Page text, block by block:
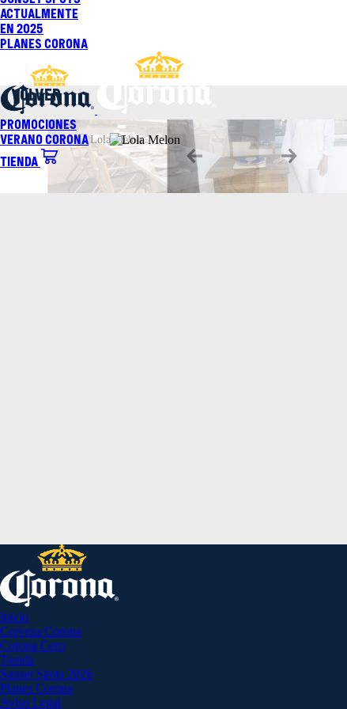
Saltar
al
contenido
Actualmente
En 2025
Planes Corona
Promociones
Verano Corona
Tienda
VOLVER
Inicio
Cerveza Corona
Corona Cero
Tienda
Sunset Spots 2026
Planes Corona
Aviso Legal